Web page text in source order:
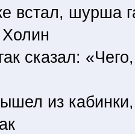
встал, шурша
сказал:
из